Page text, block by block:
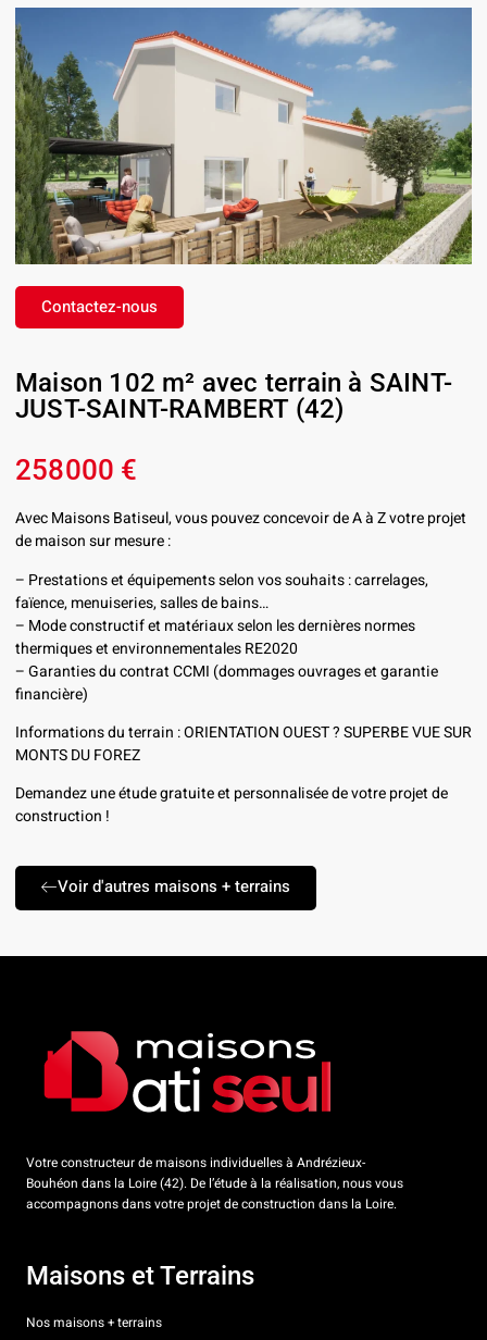
Contactez-nous
Maison 102 m² avec terrain à SAINT-
JUST-SAINT-RAMBERT (42)
258000 €
Avec Maisons Batiseul, vous pouvez concevoir de A à Z votre projet
de maison sur mesure :
– Prestations et équipements selon vos souhaits : carrelages,
faïence, menuiseries, salles de bains…
– Mode constructif et matériaux selon les dernières normes
thermiques et environnementales RE2020
– Garanties du contrat CCMI (dommages ouvrages et garantie
financière)
Informations du terrain : ORIENTATION OUEST ? SUPERBE VUE SUR
MONTS DU FOREZ
Demandez une étude gratuite et personnalisée de votre projet de
construction !
Voir d'autres maisons + terrains
Votre constructeur de maisons individuelles à Andrézieux-
Bouhéon dans la Loire (42). De l’étude à la réalisation, nous vous
accompagnons dans votre projet de construction dans la Loire.
Maisons et Terrains
Nos maisons + terrains